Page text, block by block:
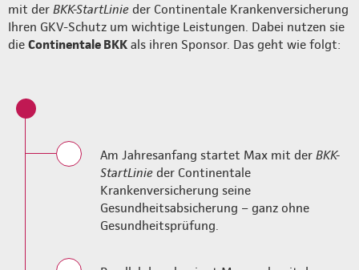
mit der BKK-StartLinie der Continentale Krankenversicherung
Ihren GKV-Schutz um wichtige Leistungen. Dabei nutzen sie
die Continentale BKK als ihren Sponsor. Das geht wie folgt:
Am Jahresanfang startet Max mit der BKK-
StartLinie der Continentale
Krankenversicherung seine
Gesundheitsabsicherung – ganz ohne
Gesundheitsprüfung.